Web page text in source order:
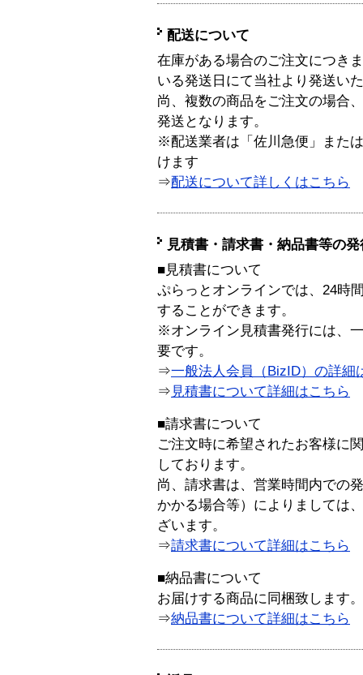
配送について
在庫がある場合のご注文につき
いる発送日にて当社より発送い
尚、複数の商品をご注文の場合
発送となります。
※配送業者は「佐川急便」また
けます
⇒配送について詳しくはこちら
見積書・請求書・納品書等の
■見積書について
ぷらっとオンラインでは、24時
することができます。
※オンライン見積書発行には、
要です。
⇒一般法人会員（BizID）の詳細
⇒ 見積書について詳細はこちら
■請求書について
ご注文時に希望されたお客様に
しております。
尚、請求書は、営業時間内での
かかる場合等）によりましては
ざいます。
⇒請求書について詳細はこちら
■納品書について
お届けする商品に同梱致します。
⇒納品書について詳細はこちら